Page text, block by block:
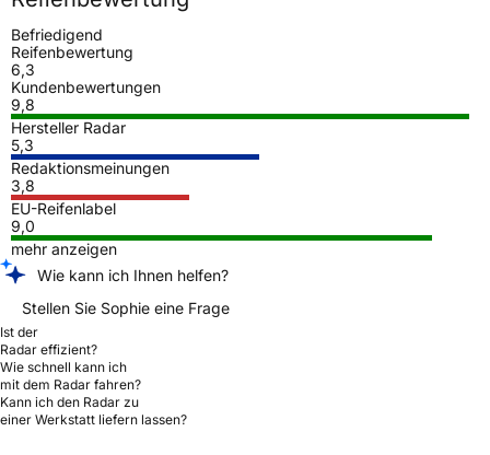
Befriedigend
Reifenbewertung
6,3
Kundenbewertungen
9,8
Hersteller Radar
5,3
Redaktionsmeinungen
3,8
EU-Reifenlabel
9,0
mehr anzeigen
Wie kann ich Ihnen helfen?
Stellen Sie Sophie eine Frage
Ist der
Radar effizient?
Wie schnell kann ich
mit dem Radar fahren?
Kann ich den Radar zu
einer Werkstatt liefern lassen?